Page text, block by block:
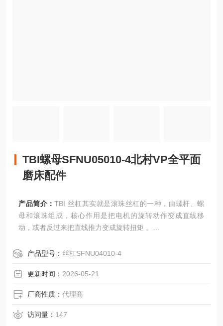
TBI螺母SFNU05010-4北村VP全平面
磨床配件
产品简介：TBI 丝杠其实就是滚珠丝杠的一种，由螺杆、螺
母和滚珠组成，核心作用是把电机的旋转动作变成直线移
动，或者反过来把直线推力变成旋转扭矩 。
产品型号： 丝杠SFNU04010-4
更新时间： 2026-05-21
厂商性质：代理商
访问量： 147